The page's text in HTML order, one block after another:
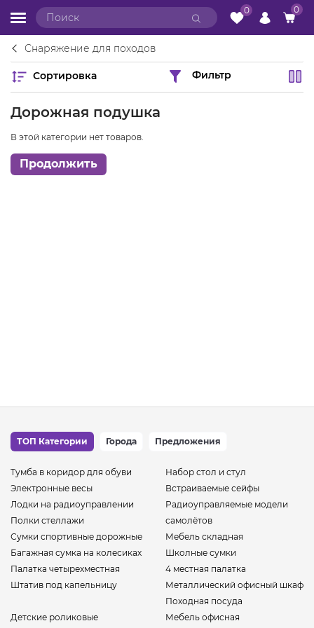
0 0
Снаряжение для походов
Сортировка Фильтр
Дорожная подушка
В этой категории нет товаров.
Продолжить
ТОП Категории Города Предложения
Тумба в коридор для обуви
Электронные весы
Лодки на радиоуправлении
Полки стеллажи
Сумки спортивные дорожные
Багажная сумка на колесиках
Палатка четырехместная
Штатив под капельницу
Набор стол и стул
Встраиваемые сейфы
Радиоуправляемые модели
самолётов
Мебель складная
Школные сумки
4 местная палатка
Металлический офисный шкаф
Походная посуда
Детские роликовые
Мебель офисная